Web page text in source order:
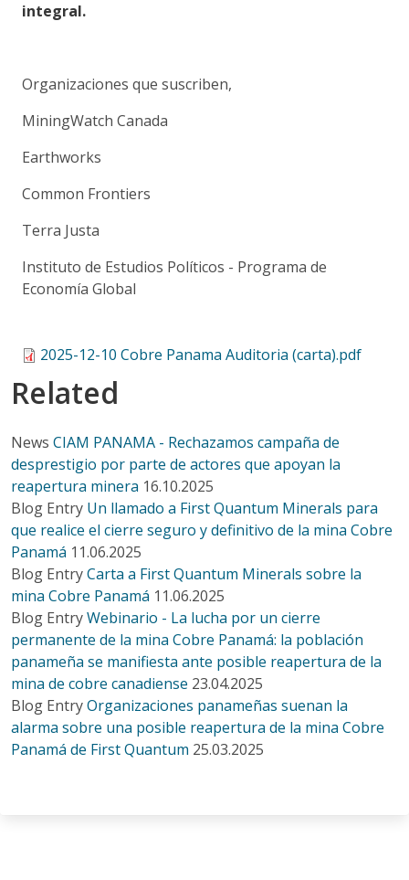
integral.
Organizaciones que suscriben,
MiningWatch Canada
Earthworks
Common Frontiers
Terra Justa
Instituto de Estudios Políticos - Programa de
Economía Global
2025-12-10 Cobre Panama Auditoria (carta).pdf
Related
News CIAM PANAMA - Rechazamos campaña de
desprestigio por parte de actores que apoyan la
reapertura minera 16.10.2025
Blog Entry Un llamado a First Quantum Minerals para
que realice el cierre seguro y definitivo de la mina Cobre
Panamá 11.06.2025
Blog EntryCarta a First Quantum Minerals sobre la
mina Cobre Panamá 11.06.2025
Blog EntryWebinario - La lucha por un cierre
permanente de la mina Cobre Panamá: la población
panameña se manifiesta ante posible reapertura de la
mina de cobre canadiense 23.04.2025
Blog EntryOrganizaciones panameñas suenan la
alarma sobre una posible reapertura de la mina Cobre
Panamá de First Quantum 25.03.2025